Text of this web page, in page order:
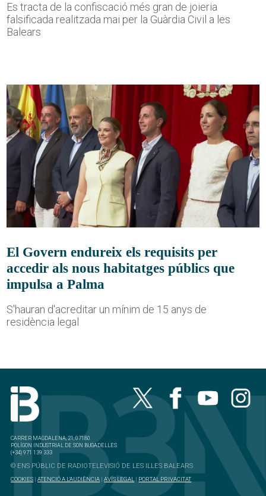
Es tracta de la confiscació més gran de joieria
falsificada realitzada mai per la Guàrdia Civil a les
Balears
El Govern endureix els requisits per
accedir als nous habitatges públics que
impulsa a Palma
S'hauran d'acreditar un mínim de 15 anys de
residència legal
CARRER MAGDALENA, 21, 07180
POLÍGON INDUSTRIAL DE SON BUGADELLES
(+34) 971 139 333
© ENS PÚBLIC DE RADIOTELEVISIÓ DE LES ILLES BALEARS
COOKIES |ATENCIÓ A L'AUDIÈNCIA |AVÍS LEGAL | PORTAL PRIVACITAT